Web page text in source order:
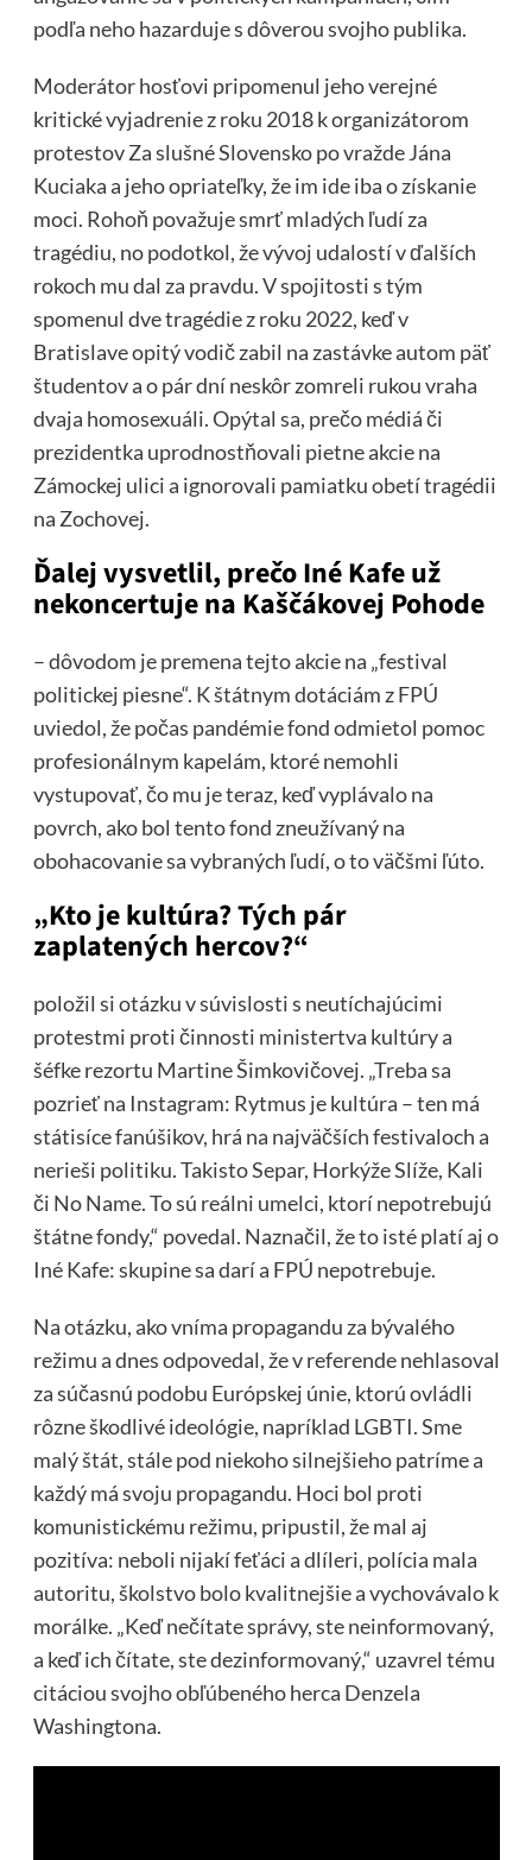
podľa neho hazarduje s dôverou svojho publika.
Moderátor hosťovi pripomenul jeho verejné
kritické vyjadrenie z roku 2018 k organizátorom
protestov Za slušné Slovensko po vražde Jána
Kuciaka a jeho opriateľky, že im ide iba o získanie
moci. Rohoň považuje smrť mladých ľudí za
tragédiu, no podotkol, že vývoj udalostí v ďalších
rokoch mu dal za pravdu. V spojitosti s tým
spomenul dve tragédie z roku 2022, keď v
Bratislave opitý vodič zabil na zastávke autom päť
študentov a o pár dní neskôr zomreli rukou vraha
dvaja homosexuáli. Opýtal sa, prečo médiá či
prezidentka uprodnostňovali pietne akcie na
Zámockej ulici a ignorovali pamiatku obetí tragédii
na Zochovej.
Ďalej vysvetlil, prečo Iné Kafe už
nekoncertuje na Kaščákovej Pohode
– dôvodom je premena tejto akcie na „festival
politickej piesne“. K štátnym dotáciám z FPÚ
uviedol, že počas pandémie fond odmietol pomoc
profesionálnym kapelám, ktoré nemohli
vystupovať, čo mu je teraz, keď vyplávalo na
povrch, ako bol tento fond zneužívaný na
obohacovanie sa vybraných ľudí, o to väčšmi ľúto.
„Kto je kultúra? Tých pár
zaplatených hercov?“
položil si otázku v súvislosti s neutíchajúcimi
protestmi proti činnosti ministertva kultúry a
šéfke rezortu Martine Šimkovičovej. „Treba sa
pozrieť na Instagram: Rytmus je kultúra – ten má
státisíce fanúšikov, hrá na najväčších festivaloch a
nerieši politiku. Takisto Separ, Horkýže Slíže, Kali
či No Name. To sú reálni umelci, ktorí nepotrebujú
štátne fondy,“ povedal. Naznačil, že to isté platí aj o
Iné Kafe: skupine sa darí a FPÚ nepotrebuje.
Na otázku, ako vníma propagandu za bývalého
režimu a dnes odpovedal, že v referende nehlasoval
za súčasnú podobu Európskej únie, ktorú ovládli
rôzne škodlivé ideológie, napríklad LGBTI. Sme
malý štát, stále pod niekoho silnejšieho patríme a
každý má svoju propagandu. Hoci bol proti
komunistickému režimu, pripustil, že mal aj
pozitíva: neboli nijakí feťáci a dlíleri, polícia mala
autoritu, školstvo bolo kvalitnejšie a vychovávalo k
morálke. „Keď nečítate správy, ste neinformovaný,
a keď ich čítate, ste dezinformovaný,“ uzavrel tému
citáciou svojho obľúbeného herca Denzela
Washingtona.